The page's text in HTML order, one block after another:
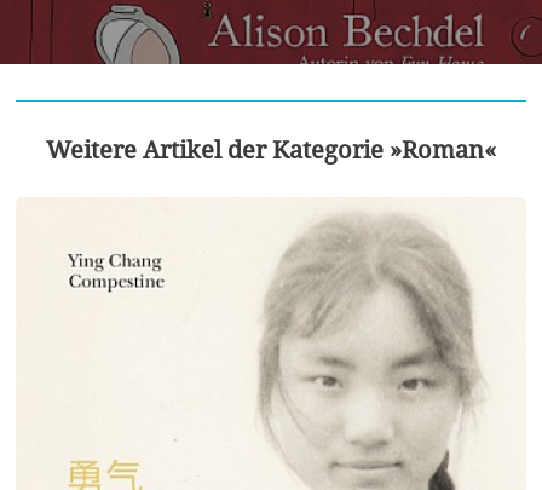
Weitere Artikel der Kategorie »Roman«